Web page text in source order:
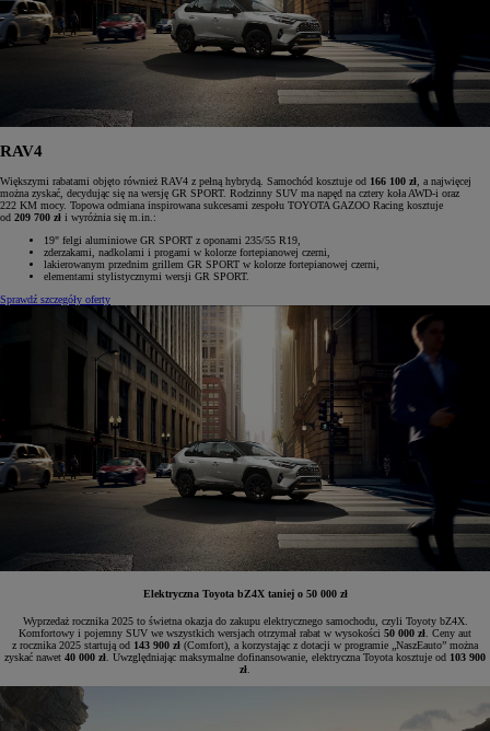
RAV4
Większymi rabatami objęto również RAV4 z pełną hybrydą. Samochód kosztuje od 166 100 zł , a najwięcej
można zyskać, decydując się na wersję GR SPORT. Rodzinny SUV ma napęd na cztery koła AWD-i oraz
222 KM mocy. Topowa odmiana inspirowana sukcesami zespołu TOYOTA GAZOO Racing kosztuje
od 209 700 zł i wyróżnia się m.in.:
19" felgi aluminiowe GR SPORT z oponami 235/55 R19,
zderzakami, nadkolami i progami w kolorze fortepianowej czerni,
lakierowanym przednim grillem GR SPORT w kolorze fortepianowej czerni,
elementami stylistycznymi wersji GR SPORT.
Sprawdź szczegóły oferty
Elektryczna Toyota bZ4X taniej o 50 000 zł
Wyprzedaż rocznika 2025 to świetna okazja do zakupu elektrycznego samochodu, czyli Toyoty bZ4X.
Komfortowy i pojemny SUV we wszystkich wersjach otrzymał rabat w wysokości 50 000 zł . Ceny aut
z rocznika 2025 startują od 143 900 zł (Comfort), a korzystając z dotacji w programie „NaszEauto” można
zyskać nawet 40 000 zł . Uwzględniając maksymalne dofinansowanie, elektryczna Toyota kosztuje od 103 900
zł